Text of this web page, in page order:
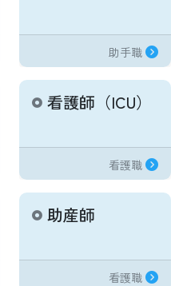
助手職
看護師（ICU）
看護職
助産師
看護職